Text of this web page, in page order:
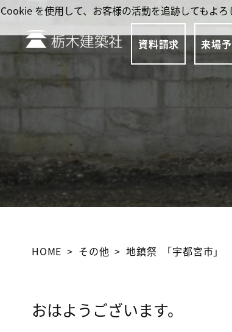
資料請求 来場
HOME その他 地鎮祭 ｢宇都宮市｣
おはようございます。
Cookie を使用して、お客様の活動を追跡してもよ